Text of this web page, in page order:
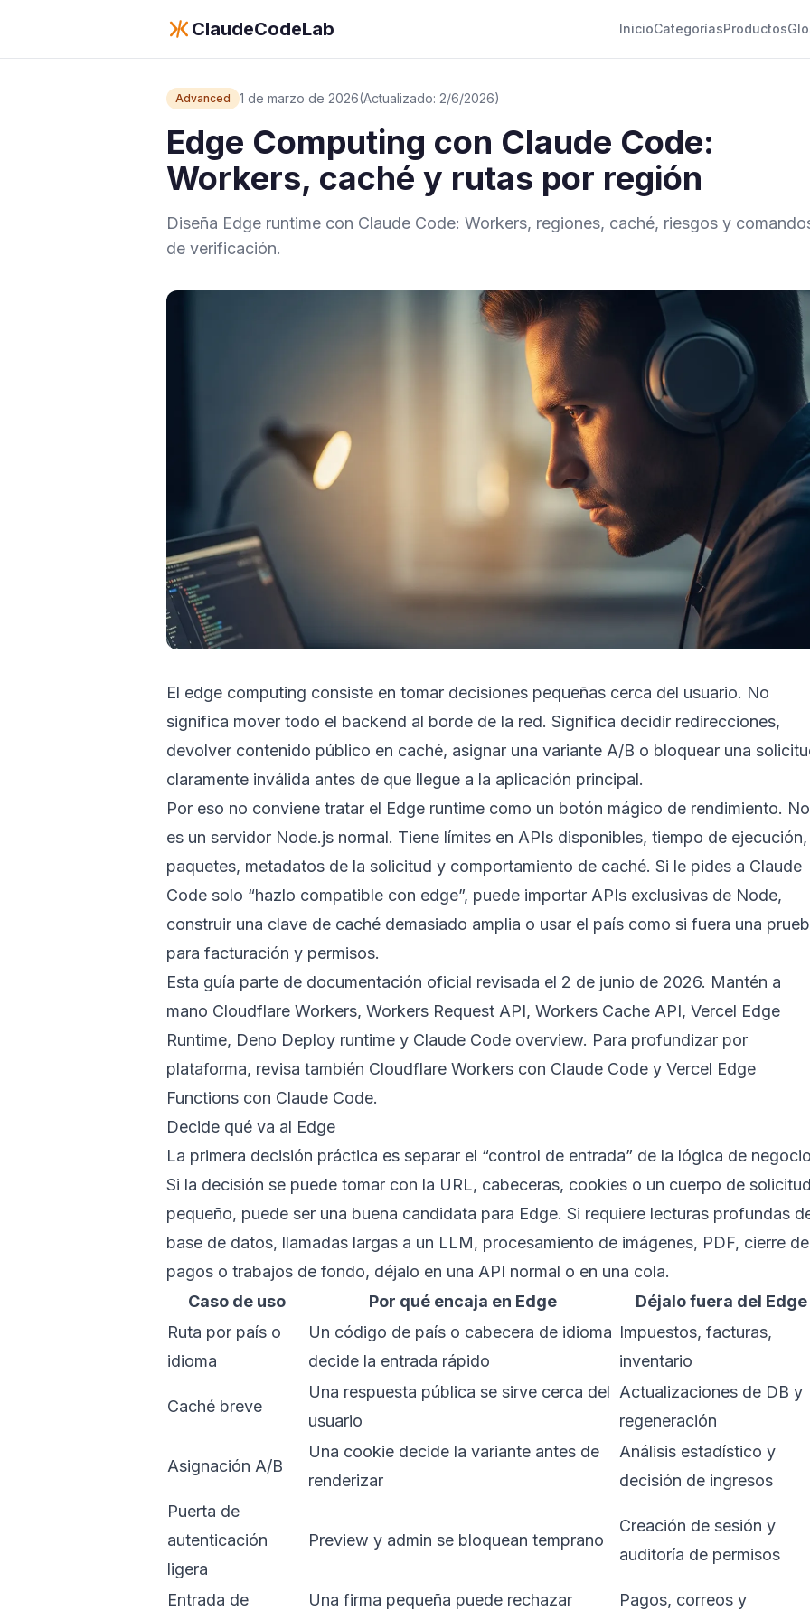
ClaudeCodeLab InicioCategoríasProductos
Advanced 1 de marzo de 2026(Actualizado: 2/6/2026)
Edge Computing con Claude Code:
Workers, caché y rutas por región
Diseña Edge runtime con Claude Code: Workers, regiones, caché, riesgos y
de verificación.
El edge computing consiste en tomar decisiones pequeñas cerca del usuario. No
significa mover todo el backend al borde de la red. Significa decidir redirecciones,
devolver contenido público en caché, asignar una variante A/B o bloquear una
claramente inválida antes de que llegue a la aplicación principal.
Por eso no conviene tratar el Edge runtime como un botón mágico de rendimiento. No
es un servidor Node.js normal. Tiene límites en APIs disponibles, tiempo de ejecución,
paquetes, metadatos de la solicitud y comportamiento de caché. Si le pides a Claude
Code solo “hazlo compatible con edge”, puede importar APIs exclusivas de Node,
construir una clave de caché demasiado amplia o usar el país como si fuera una
para facturación y permisos.
Esta guía parte de documentación oficial revisada el 2 de junio de 2026. Mantén a
mano Cloudflare Workers, Workers Request API, Workers Cache API, Vercel Edge
Runtime, Deno Deploy runtime y Claude Code overview. Para profundizar por
plataforma, revisa también Cloudflare Workers con Claude Code y Vercel Edge
Functions con Claude Code.
Decide qué va al Edge
La primera decisión práctica es separar el “control de entrada” de la lógica de
Si la decisión se puede tomar con la URL, cabeceras, cookies o un cuerpo de solicitud
pequeño, puede ser una buena candidata para Edge. Si requiere lecturas profundas
base de datos, llamadas largas a un LLM, procesamiento de imágenes, PDF, cierre de
pagos o trabajos de fondo, déjalo en una API normal o en una cola.
Caso de uso
Por qué encaja en Edge
Déjalo fuera del Edge
Ruta por país o
idioma
Un código de país o cabecera de idioma
decide la entrada rápido
Impuestos, facturas,
inventario
Caché breve
Una respuesta pública se sirve cerca del
usuario
Actualizaciones de DB y
regeneración
Asignación A/B
Una cookie decide la variante antes de
renderizar
Análisis estadístico y
decisión de ingresos
Puerta de
autenticación
ligera
Preview y admin se bloquean temprano
Creación de sesión y
auditoría de permisos
Entrada de
Una firma pequeña puede rechazar
Pagos, correos y